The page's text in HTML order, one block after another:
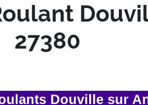
27380
Douville sur